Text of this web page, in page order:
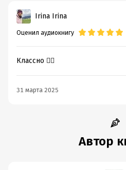
Irina Irina
Оценил аудиокнигу
Классно 👍🏻
31 марта 2025
Автор